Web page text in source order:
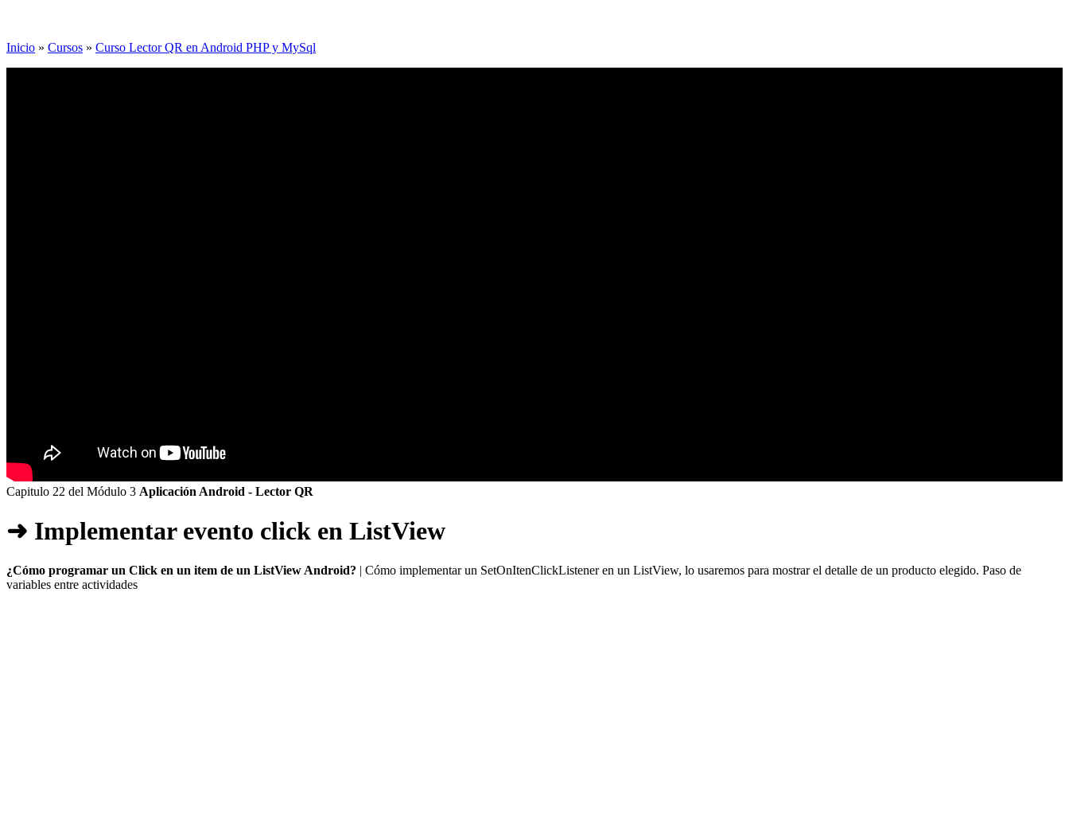
Inicio » Cursos » Curso Lector QR en Android PHP y MySql
Capitulo 22 del Módulo 3 Aplicación Android - Lector QR
➜ Implementar evento click en ListView
¿Cómo programar un Click en un item de un ListView Android? | Cómo implementar un SetOnItenClickListener en un ListView, lo usaremos para mostrar el detalle de un producto elegido. Paso de
variables entre actividades